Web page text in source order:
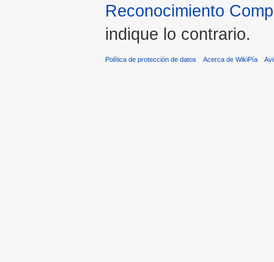
Reconocimiento
indique lo contrario.
Política de protección de datos Acerca de WikiPía